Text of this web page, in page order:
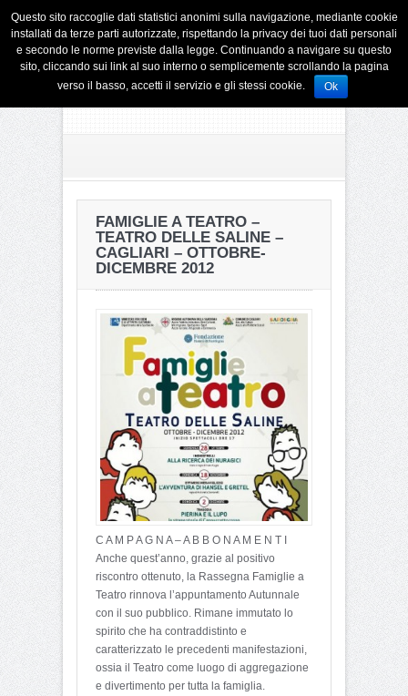
FAMIGLIE A TEATRO –
TEATRO DELLE SALINE –
CAGLIARI – OTTOBRE-
DICEMBRE 2012
C A M P A G N A – A B B O N A M E N T I
Anche quest’anno, grazie al positivo
riscontro ottenuto, la Rassegna Famiglie a
Teatro rinnova l’appuntamento Autunnale
con il suo pubblico. Rimane immutato lo
spirito che ha contraddistinto e
caratterizzato le precedenti manifestazioni,
ossia il Teatro come luogo di aggregazione
e divertimento per tutta la famiglia.
Questo sito raccoglie dati statistici anonimi sulla navigazione, mediante cookie
installati da terze parti autorizzate, rispettando la privacy dei tuoi dati personali
e secondo le norme previste dalla legge. Continuando a navigare su questo
sito, cliccando sui link al suo interno o semplicemente scrollando la pagina
verso il basso, accetti il servizio e gli stessi cookie.
Ok